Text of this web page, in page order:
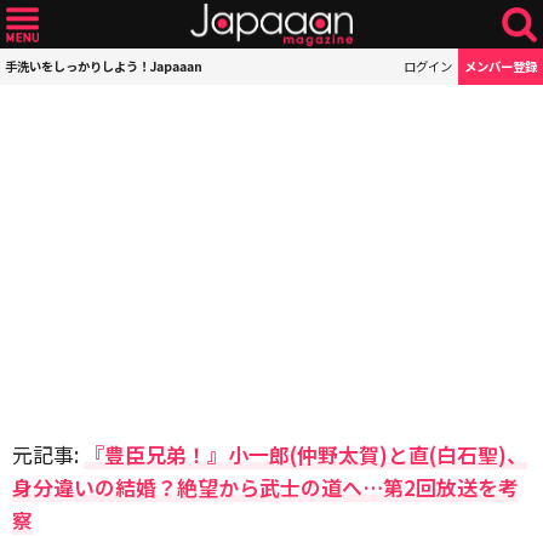
手洗いをしっかりしよう！Japaaan ログイン メンバー登録
元記事: 『豊臣兄弟！』小一郎(仲野太賀)と直(白石聖)、
身分違いの結婚？絶望から武士の道へ…第2回放送を考
察